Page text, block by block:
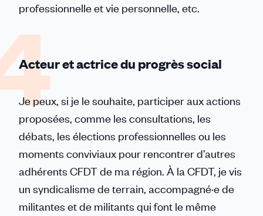
professionnelle et vie personnelle, etc.
Acteur et actrice du progrès social
Je peux, si je le souhaite, participer aux actions
proposées, comme les consultations, les
débats, les élections professionnelles ou les
moments conviviaux pour rencontrer d’autres
adhérents CFDT de ma région. À la CFDT, je vis
un syndicalisme de terrain, accompagné·e de
militantes et de militants qui font le même